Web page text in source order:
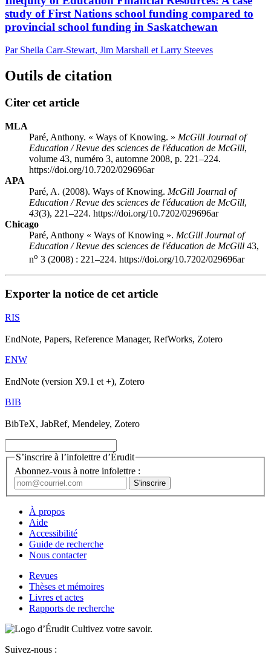
study of First Nations school funding compared to
provincial school funding in Saskatchewan
Par Sheila Carr-Stewart, Jim Marshall et Larry Steeves
Outils de citation
Citer cet article
MLA
Paré, Anthony. « Ways of Knowing. » McGill Journal of
Education / Revue des sciences de l'éducation de McGill,
volume 43, numéro 3, automne 2008, p. 221–224.
https://doi.org/10.7202/029696ar
APA
Paré, A. (2008). Ways of Knowing. McGill Journal of
Education / Revue des sciences de l'éducation de McGill,
43(3), 221–224. https://doi.org/10.7202/029696ar
Chicago
Paré, Anthony « Ways of Knowing ». McGill Journal of
Education / Revue des sciences de l'éducation de McGill 43,
no 3 (2008) : 221–224. https://doi.org/10.7202/029696ar
Exporter la notice de cet article
RIS
EndNote, Papers, Reference Manager, RefWorks, Zotero
ENW
EndNote (version X9.1 et +), Zotero
BIB
BibTeX, JabRef, Mendeley, Zotero
S’inscrire à l’infolettre d’Érudit
Abonnez-vous à notre infolettre :
À propos
Aide
Accessibilité
Guide de recherche
Nous contacter
Revues
Thèses et mémoires
Livres et actes
Rapports de recherche
Cultivez votre savoir.
Suivez-nous :